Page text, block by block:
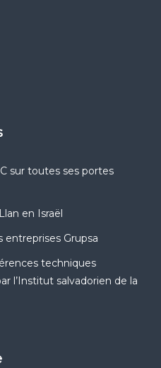
sur toutes ses portes
en Israël
entreprises Grupsa
techniques
l’Institut salvadorien de la